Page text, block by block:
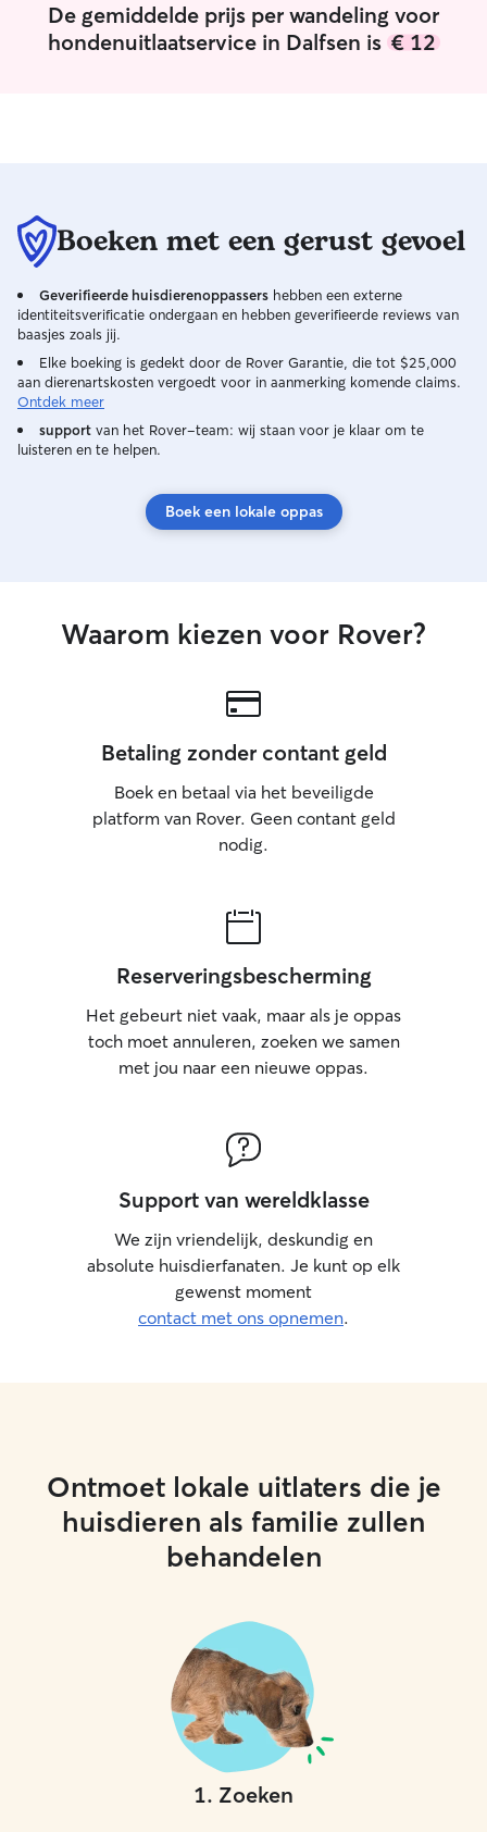
blijf lekker op de plek wat het dier maar
zou willen Ik heb zelf een klein boomer
De gemiddelde prijs per wandeling voor
hondenuitlaatservice in Dalfsen is € 12
Boeken met een gerust gevoel
Geverifieerde huisdierenoppassers hebben een externe
identiteitsverificatie ondergaan en hebben geverifieerde reviews van
baasjes zoals jij.
Elke boeking is gedekt door de Rover Garantie, die tot $25,000
aan dierenartskosten vergoedt voor in aanmerking komende claims.
Ontdek meer
support van het Rover-team: wij staan voor je klaar om te
luisteren en te helpen.
Boek een lokale oppas
Waarom kiezen voor Rover?
Betaling zonder contant geld
Boek en betaal via het beveiligde
platform van Rover. Geen contant geld
nodig.
Reserveringsbescherming
Het gebeurt niet vaak, maar als je oppas
toch moet annuleren, zoeken we samen
met jou naar een nieuwe oppas.
Support van wereldklasse
We zijn vriendelijk, deskundig en
absolute huisdierfanaten. Je kunt op elk
gewenst moment
contact met ons opnemen.
Ontmoet lokale uitlaters die je
huisdieren als familie zullen
behandelen
1. Zoeken